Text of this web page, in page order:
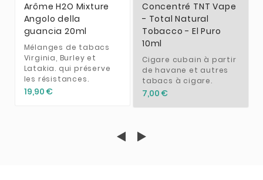
Arôme H2O Mixture
Angolo della
guancia 20ml
Mélanges de tabacs
Virginia, Burley et
Latakia. qui préserve
les résistances.
19,90 €
Concentré TNT Vape
- Total Natural
Tobacco - El Puro
10ml
Cigare cubain à partir
de havane et autres
tabacs à cigare.
7,00 €